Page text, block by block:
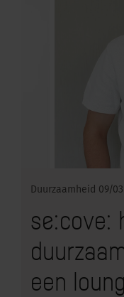
Duurzaamheid 09/
se:cove:
een